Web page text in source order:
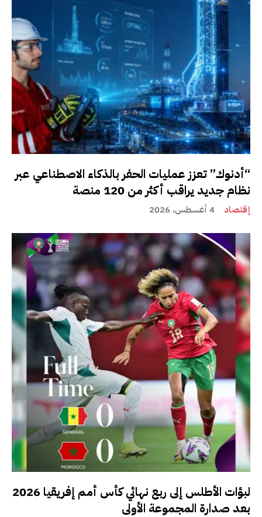
“أدنوك” تعزز عمليات الحفر بالذكاء الاصطناعي عبر
نظام جديد يراقب أكثر من 120 منصة
إقتصاد 4 أغسطس، 2026
لبؤات الأطلس إلى ربع نهائي كأس أمم إفريقيا 2026
بعد صدارة المجموعة الأولى